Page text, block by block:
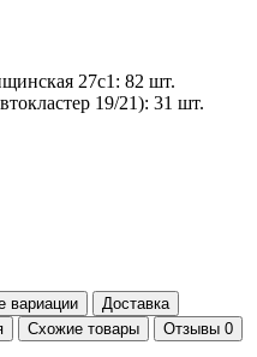
27с1: 82 шт.
19/21): 31 шт.
вариации
Доставка
Схожие товары Отзывы 0